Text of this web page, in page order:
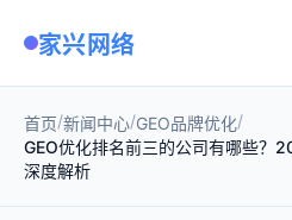
家兴网络
首页/新闻中心/GEO品牌优化/
GEO优化排名前三的公司有哪些？
深度解析